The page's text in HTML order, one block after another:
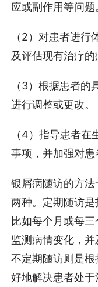
应或副作用等问题
（2）对患者进
及评估现有治疗的
（3）根据患者
进行调整或更改。
（4）指导患者
事项，并加强对患
银屑病随访的方
两种。定期随访是
比如每个月或每
监测病情变化，
不定期随访则是
好地解决患者处于